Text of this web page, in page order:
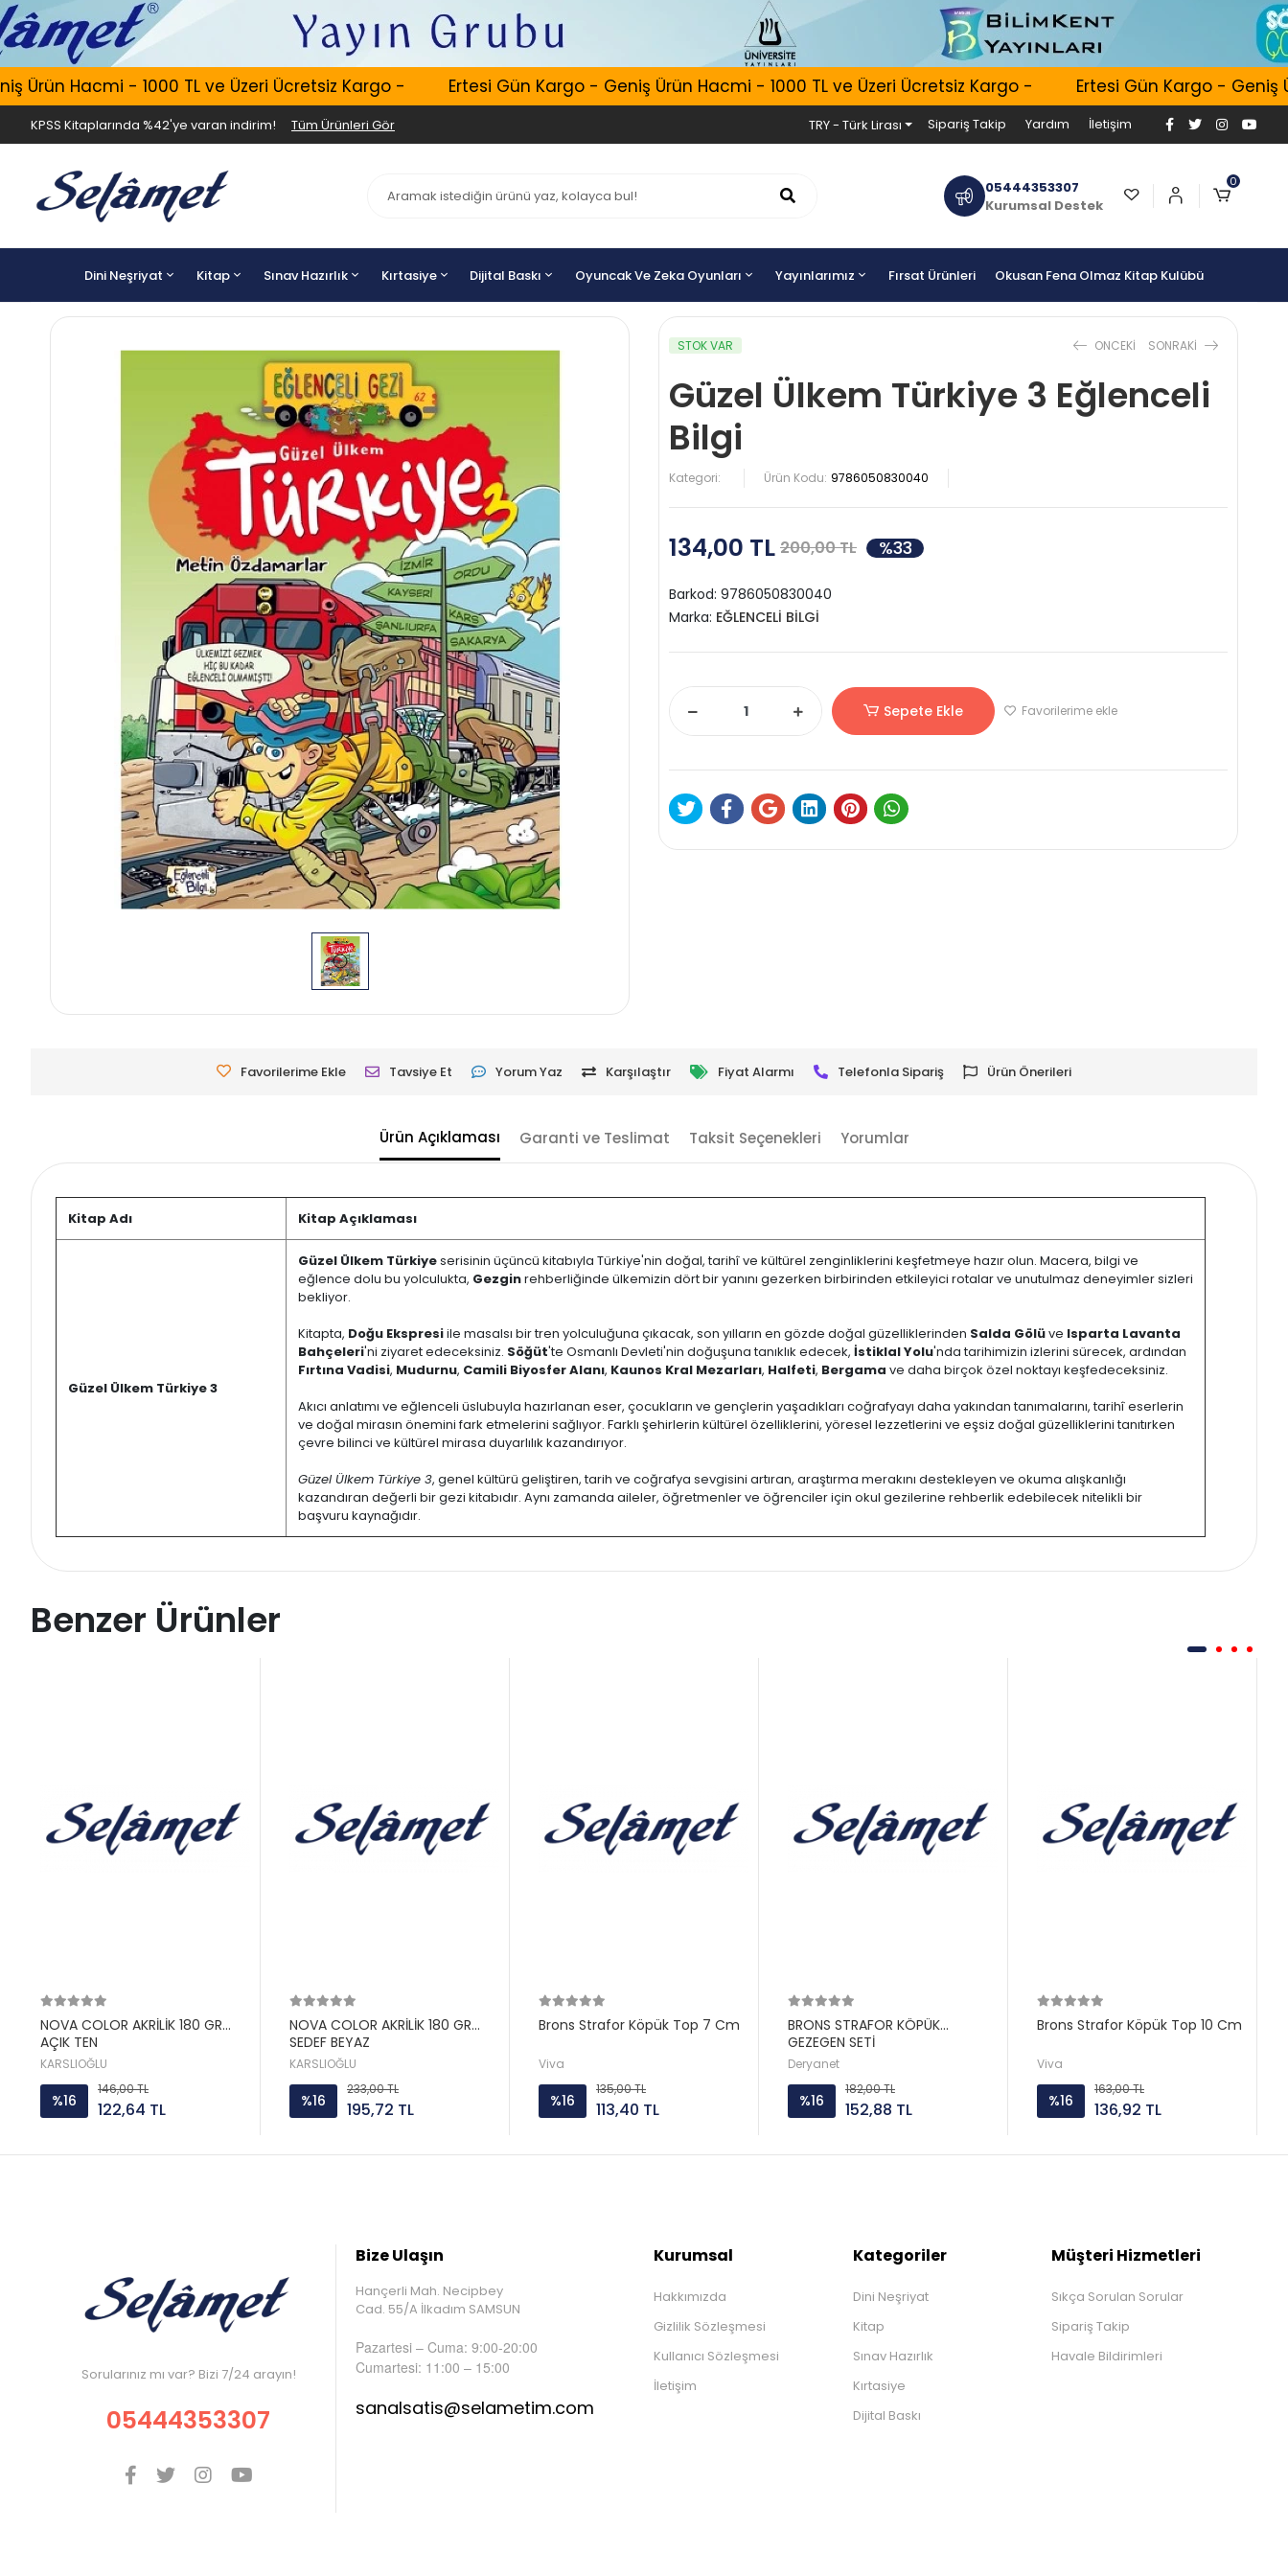
Hacmi - 1000 TL ve Üzeri Ücretsiz Kargo - Ertesi Gün Kargo - Geniş Ürün Hacmi - 1000 TL ve Üzeri Ücretsiz Kargo - Ertesi Gün Kargo - Geniş
KPSS Kitaplarında %42'ye varan indirim! Tüm Ürünleri Gör TRY - Türk Lirası Sipariş Takip Yardım İletişim
05444353307
Kurumsal Destek
0
Dini Neşriyat Kitap Sınav Hazırlık Kırtasiye Dijital Baskı Oyuncak Ve Zeka Oyunları Yayınlarımız Fırsat Ürünleri Okusan Fena Olmaz Kitap Kulübü
STOK VAR ONCEKI SONRAKI
Güzel Ülkem Türkiye 3 Eğlenceli
Bilgi
Kategori: Ürün Kodu: 9786050830040
134,00 TL 200,00 TL %33
Barkod: 9786050830040
Marka: EĞLENCELİ BİLGİ
Sepete Ekle Favorilerime ekle
Favorilerime Ekle Tavsiye Et Yorum Yaz Karşılaştır Fiyat Alarmı Telefonla Sipariş Ürün Önerileri
Ürün Açıklaması Garanti ve Teslimat Taksit Seçenekleri Yorumlar
Kitap Adı Kitap Açıklaması
Güzel Ülkem Türkiye 3
Güzel Ülkem Türkiyeserisinin üçüncü kitabıyla Türkiye'nin doğal, tarihî ve kültürel zenginliklerini keşfetmeye hazır olun. Macera, bilgi ve
eğlence dolu bu yolculukta, Gezginrehberliğinde ülkemizin dört bir yanını gezerken birbirinden etkileyici rotalar ve unutulmaz deneyimler sizleri
bekliyor.
Kitapta, Doğu Ekspresiile masalsı bir tren yolculuğuna çıkacak, son yılların en gözde doğal güzelliklerinden Salda Gölüve Isparta Lavanta
Bahçeleri'ni ziyaret edeceksiniz. Söğüt'te Osmanlı Devleti'nin doğuşuna tanıklık edecek, İstiklal Yolu'nda tarihimizin izlerini sürecek, ardından
Fırtına Vadisi, Mudurnu, Camili Biyosfer Alanı, Kaunos Kral Mezarları, Halfeti, Bergama ve daha birçok özel noktayı keşfedeceksiniz.
Akıcı anlatımı ve eğlenceli üslubuyla hazırlanan eser, çocukların ve gençlerin yaşadıkları coğrafyayı daha yakından tanımalarını, tarihî eserlerin
ve doğal mirasın önemini fark etmelerini sağlıyor. Farklı şehirlerin kültürel özelliklerini, yöresel lezzetlerini ve eşsiz doğal güzelliklerini tanıtırken
çevre bilinci ve kültürel mirasa duyarlılık kazandırıyor.
Güzel Ülkem Türkiye 3, genel kültürü geliştiren, tarih ve coğrafya sevgisini artıran, araştırma merakını destekleyen ve okuma alışkanlığı
kazandıran değerli bir gezi kitabıdır. Aynı zamanda aileler, öğretmenler ve öğrenciler için okul gezilerine rehberlik edebilecek nitelikli bir
başvuru kaynağıdır.
Benzer Ürünler
NOVA COLOR AKRİLİK 180 GR
AÇIK TEN
KARSLIOĞLU
%16
146,00 TL
122,64 TL
NOVA COLOR AKRİLİK 180 GR
SEDEF BEYAZ
KARSLIOĞLU
%16
233,00 TL
195,72 TL
Brons Strafor Köpük Top 7 Cm
Viva
%16
135,00 TL
113,40 TL
BRONS STRAFOR KÖPÜK
GEZEGEN SETİ
Deryanet
%16
182,00 TL
152,88 TL
Brons Strafor Köpük Top 10 Cm
Viva
%16
163,00 TL
136,92 TL
Sorularınız mı var? Bizi 7/24 arayın!
05444353307
Bize Ulaşın
Hançerli Mah. Necipbey
Cad. 55/A İlkadım SAMSUN
Pazartesi – Cuma: 9:00-20:00
Cumartesi: 11:00 – 15:00
sanalsatis@selametim.com
Kurumsal
Hakkımızda
Gizlilik Sözleşmesi
Kullanıcı Sözleşmesi
İletişim
Kategoriler
Dini Neşriyat
Kitap
Sınav Hazırlık
Kırtasiye
Dijital Baskı
Müşteri Hizmetleri
Sıkça Sorulan Sorular
Sipariş Takip
Havale Bildirimleri